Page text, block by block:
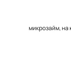
микрозайм, на